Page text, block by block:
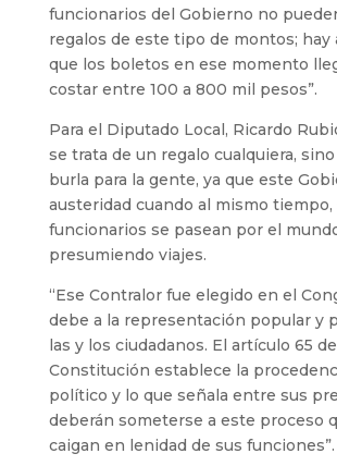
funcionarios del Gobierno no
regalos de este tipo de montos; hay
que los boletos en ese momento
costar entre 100 a 800 mil pesos”.
Para el Diputado Local, Ricardo
se trata de un regalo cualquiera,
burla para la gente, ya que este
austeridad cuando al mismo tiempo,
funcionarios se pasean por el
presumiendo viajes.
“Ese Contralor fue elegido en el
debe a la representación popular y
las y los ciudadanos. El artículo 65
Constitución establece la
político y lo que señala entre sus
deberán someterse a este proceso
caigan en lenidad de sus funciones”.